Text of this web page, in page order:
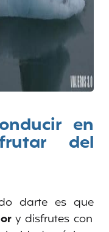
en
del
darte es que
y disfrutes con